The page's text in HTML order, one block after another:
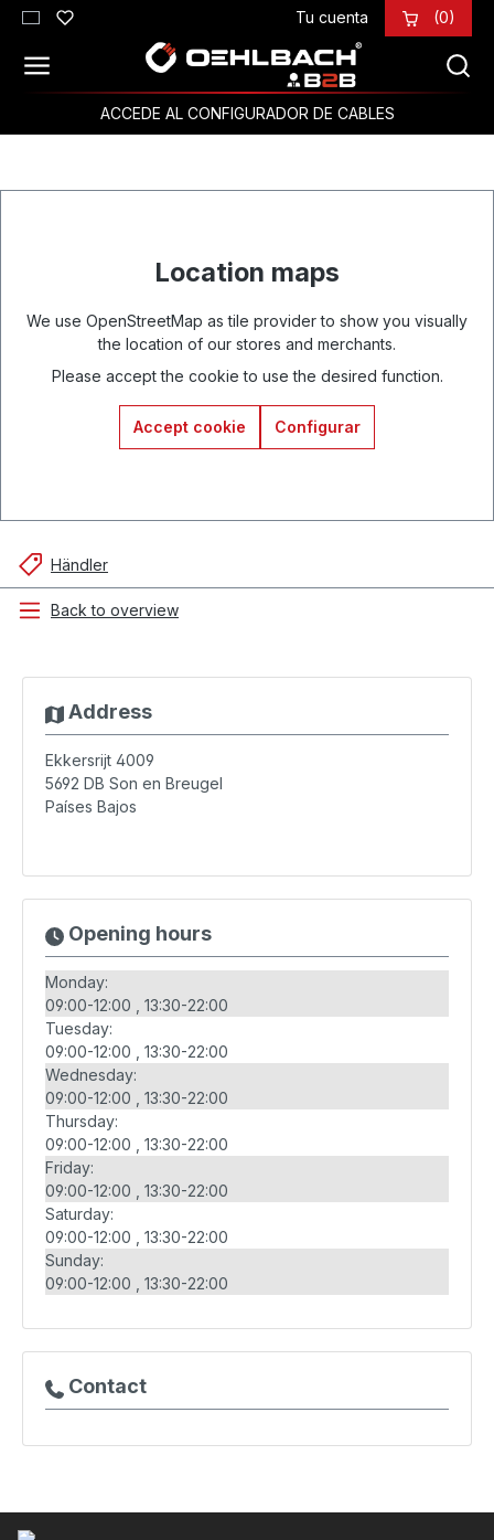
Saltar al contenido principal Tu cuenta (0)
ACCEDE AL CONFIGURADOR DE CABLES
Location maps
We use OpenStreetMap as tile provider to show you visually
the location of our stores and merchants.
Please accept the cookie to use the desired function.
Accept cookie Configurar
Händler
Back to overview
Address
Ekkersrijt 4009
5692 DB Son en Breugel
Países Bajos
Opening hours
Monday:
09:00-12:00
13:30-22:00
Tuesday:
09:00-12:00
13:30-22:00
Wednesday:
09:00-12:00
13:30-22:00
Thursday:
09:00-12:00
13:30-22:00
Friday:
09:00-12:00
13:30-22:00
Saturday:
09:00-12:00
13:30-22:00
Sunday:
09:00-12:00
13:30-22:00
Contact